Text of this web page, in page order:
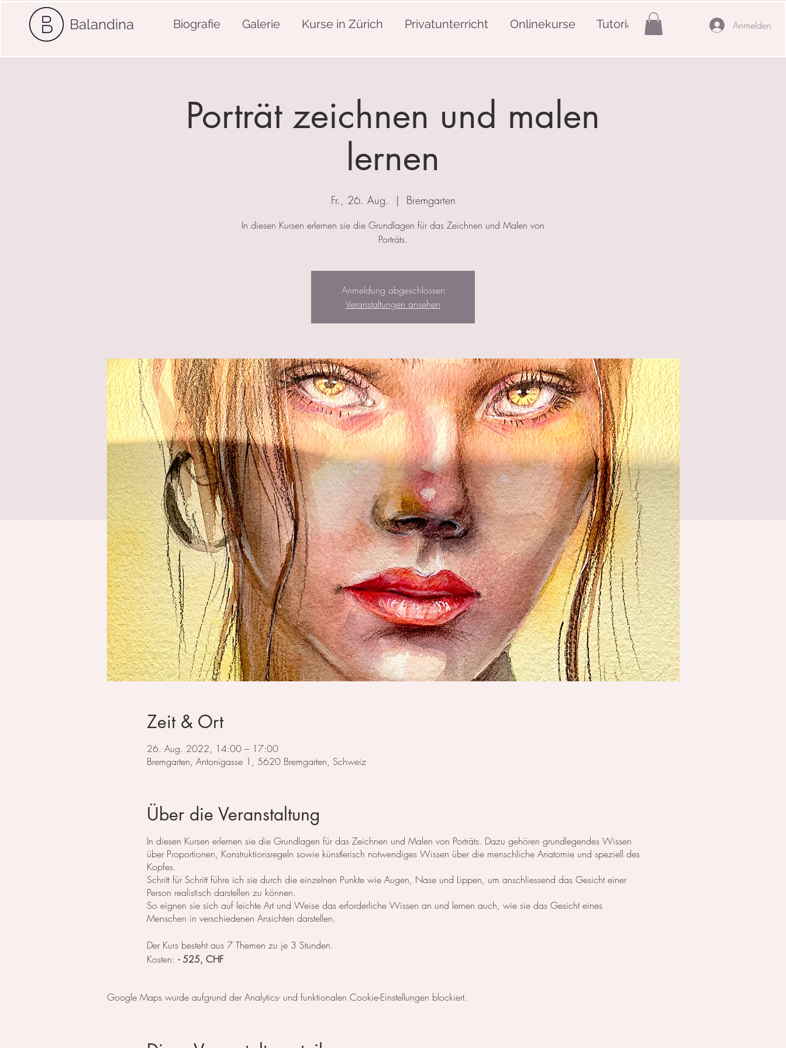
Balandina Biografie Galerie Kurse in Zürich Privatunterricht Onlinekurse Tutorials Anmelden
Porträt zeichnen und malen
lernen
Fr., 26. Aug.
  |
Bremgarten
In diesen Kursen erlernen sie die Grundlagen für das Zeichnen und Malen von
Porträts.
Anmeldung abgeschlossen
Veranstaltungen ansehen
Zeit & Ort
26. Aug. 2022, 14:00 – 17:00
Bremgarten, Antonigasse 1, 5620 Bremgarten, Schweiz
Über die Veranstaltung
In diesen Kursen erlernen sie die Grundlagen für das Zeichnen und Malen von Porträts. Dazu gehören grundlegendes Wissen
über Proportionen, Konstruktionsregeln sowie künstlerisch notwendiges Wissen über die menschliche Anatomie und speziell des
Kopfes.
Schritt für Schritt führe ich sie durch die einzelnen Punkte wie Augen, Nase und Lippen, um anschliessend das Gesicht einer
Person realistisch darstellen zu können.
So eignen sie sich auf leichte Art und Weise das erforderliche Wissen an und lernen auch, wie sie das Gesicht eines
Menschen in verschiedenen Ansichten darstellen.
Der Kurs besteht aus 7 Themen zu je 3 Stunden.
Kosten: - 525, CHF
Zahlbar entweder mit Twint, PayPal, Kreditkarte, vorheriger Überweisung oder in Bar vor Ort.
Telefonisch (079 859 49 33)
Google Maps wurde aufgrund der Analytics- und funktionalen Cookie-Einstellungen blockiert.